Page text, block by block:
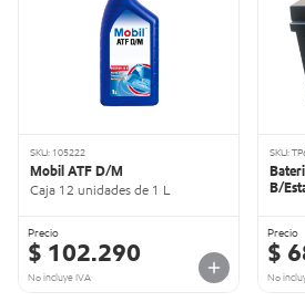
SKU: 105222
Mobil ATF D/M
Caja 12 unidades de 1 L
Precio
$ 102.290
No incluye IVA
SKU:
B/
Precio
$
No